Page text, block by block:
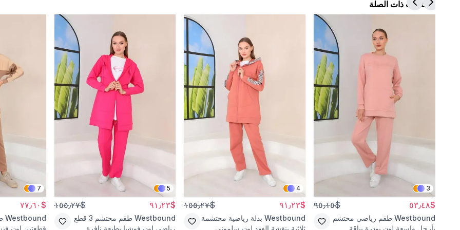
المنتجات ذات الصلة
3
$٥٣٫٤٨ $٩٥٫١٥
Westbound طقم رياضي محتشم
4
$٩١٫٢٣ $١٥٥٫٢٧
Westbound بدلة رياضية محتشمة
5
$٩١٫٢٣ $١٥٥٫٢٧
Westbound
طقم محتشم 3 قطع
7
$٧٧٫٦٠
Westbound